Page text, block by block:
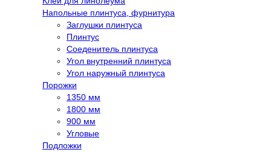
Напольные плинтуса, фурнитура
Заглушки плинтуса
Плинтус
Соеденитель плинтуса
Угол внутренний плинтуса
Угол наружный плинтуса
Порожки
1350 мм
1800 мм
900 мм
Угловые
Подложки